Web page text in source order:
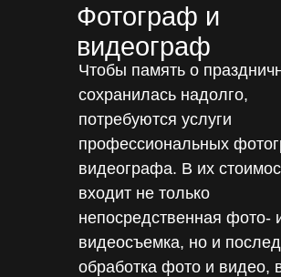
площадка не располагает
Фотограф и
видеограф
Чтобы память о
сохранилась надолго,
потребуются услуги
профессиональных
видеографа. В их
входит не только
непосредственная фото-
видеосъемка, но и
обработка фото и видео,